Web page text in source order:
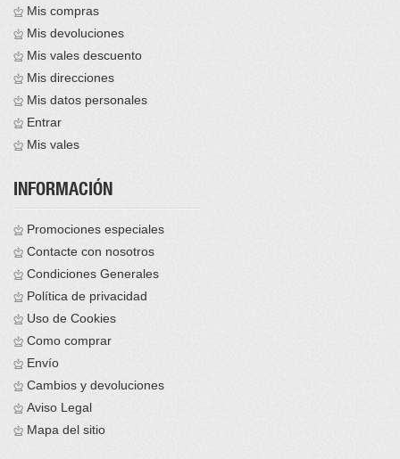
Mis compras
Mis devoluciones
Mis vales descuento
Mis direcciones
Mis datos personales
Entrar
Mis vales
INFORMACIÓN
Promociones especiales
Contacte con nosotros
Condiciones Generales
Política de privacidad
Uso de Cookies
Como comprar
Envío
Cambios y devoluciones
Aviso Legal
Mapa del sitio